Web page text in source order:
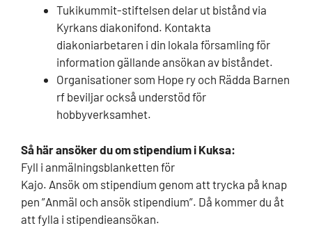
Tukikummit-stiftelsen delar ut bistånd via
Kyrkans diakonifond. Kontakta
diakoniarbetaren i din lokala församling för
information gällande ansökan av biståndet.
Organisationer som Hope ry och Rädda Barnen
rf beviljar också understöd för
hobbyverksamhet.
Så här ansöker du om stipendium i Kuksa:
Fyll i anmälningsblanketten för
Kajo. Ansök om stipendium genom att trycka på knap
pen ”Anmäl och ansök stipendium”. Då kommer du åt
att fylla i stipendieansökan.